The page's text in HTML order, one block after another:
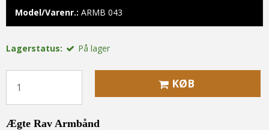
Model/Varenr.: ARMB 043
Lagerstatus: På lager
KØB
Ægte Rav Armbånd